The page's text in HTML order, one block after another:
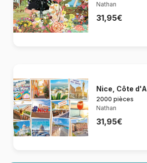
Nathan
31,95€
Nice, Côte
2000 pièces
Nathan
31,95€